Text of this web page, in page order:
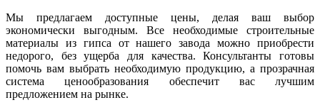
Мы предлагаем доступные цены, делая ваш выбор
экономически выгодным. Все необходимые строительные
материалы из гипса от нашего завода можно приобрести
недорого, без ущерба для качества. Консультанты готовы
помочь вам выбрать необходимую продукцию, а прозрачная
система ценообразования обеспечит вас лучшим
предложением на рынке.